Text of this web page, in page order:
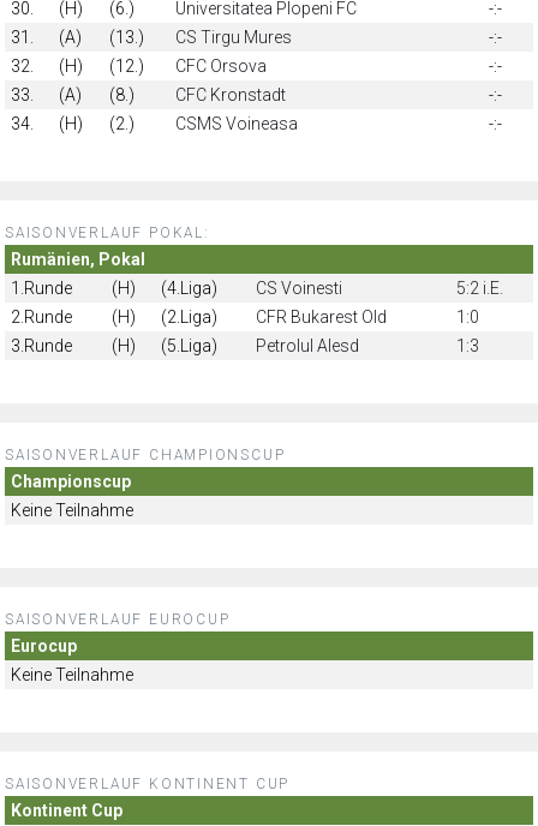
30.
(H) (6.) Universitatea Plopeni FC
-:-
31.
(A) (13.) CS Tirgu Mures
-:-
32.
(H) (12.) CFC Orsova
-:-
33.
(A) (8.) CFC Kronstadt
-:-
34.
(H) (2.) CSMS Voineasa -:-
SAISONVERLAUF POKAL:
Rumänien, Pokal
1.Runde
(H) (4.Liga) CS Voinesti
5:2 i.E.
2.Runde
(H) (2.Liga) CFR Bukarest Old
1:0
3.Runde
(H) (5.Liga) Petrolul Alesd 1:3
SAISONVERLAUF CHAMPIONSCUP
Championscup
Keine Teilnahme
SAISONVERLAUF EUROCUP
Eurocup
Keine Teilnahme
SAISONVERLAUF KONTINENT CUP
Kontinent Cup